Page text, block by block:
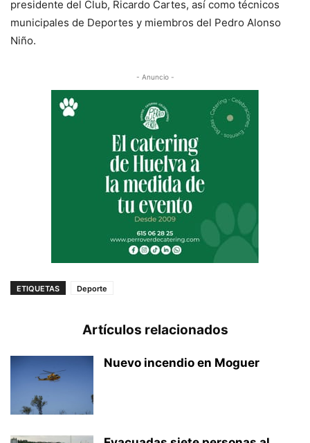
presidente del Club, Ricardo Cartes, así como técnicos
municipales de Deportes y miembros del Pedro Alonso
Niño.
- Anuncio -
ETIQUETAS Deporte
Artículos relacionados
Nuevo incendio en Moguer